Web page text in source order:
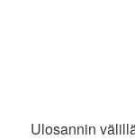
Ulosannin